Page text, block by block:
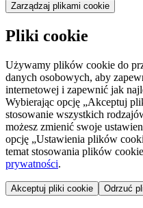
Zarządzaj plikami cookie
Pliki cookie
Używamy plików cookie do
danych osobowych, aby
internetowej i zapewnić jak
Wybierając opcję „Akceptuj
stosowanie wszystkich
możesz zmienić swoje
opcję „Ustawienia plików
temat stosowania plików
prywatności.
Akceptuj pliki cookie Odrzuć